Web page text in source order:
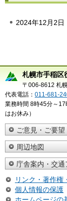
2024年12月2日
札幌市手稲
〒006-8612 札
代表電話： 011-681-
業務時間 8時45分～
はお休み）
ご意見・ご要望
周辺地図
庁舎案内・交通
リンク・著作権
個人情報の保護